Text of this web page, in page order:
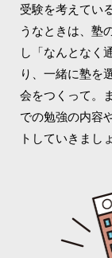
受験を考えてい
うなときは、塾
し「なんとなく
り、一緒に塾を
会をつくって。
での勉強の内容
トしていきまし